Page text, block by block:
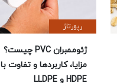
رپورتاژ
ژئوممبران PVC چیست؟
مزایا، کاربردها و تفاوت با
HDPE و LLDPE